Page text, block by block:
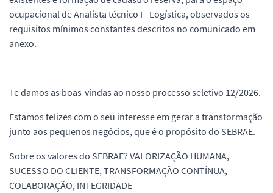
ocupacional de Analista técnico I - Logística, observados os
requisitos mínimos constantes descritos no comunicado em
anexo.
Te damos as boas-vindas ao nosso processo seletivo 12/2026.
Estamos felizes com o seu interesse em gerar a transformação
junto aos pequenos negócios, que é o propósito do SEBRAE.
Sobre os valores do SEBRAE? VALORIZAÇÃO HUMANA,
SUCESSO DO CLIENTE, TRANSFORMAÇÃO CONTÍNUA,
COLABORAÇÃO, INTEGRIDADE